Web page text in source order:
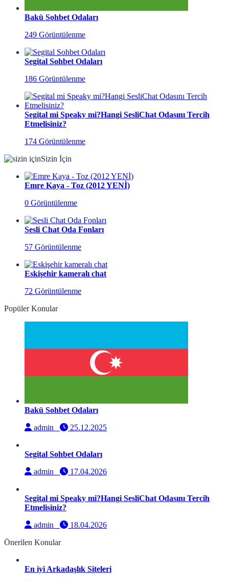
Bakü Sohbet Odaları
249 Görüntülenme
Segital Sohbet Odaları
186 Görüntülenme
Segital mi Speaky mi?Hangi SesliChat Odasını Tercih
Etmelisiniz?
174 Görüntülenme
Sizin İçin
Emre Kaya - Toz (2012 YENİ)
0 Görüntülenme
Sesli Chat Oda Fonları
57 Görüntülenme
Eskişehir kameralı chat
72 Görüntülenme
Popüler Konular
Bakü Sohbet Odaları
admin
25.12.2025
Segital Sohbet Odaları
admin
17.04.2026
Segital mi Speaky mi?Hangi SesliChat Odasını Tercih
Etmelisiniz?
admin
18.04.2026
Önerilen Konular
En iyi Arkadaşlık Siteleri